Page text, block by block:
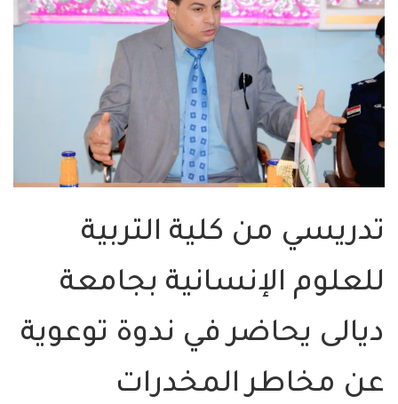
تدريسي من كلية التربية
للعلوم الإنسانية بجامعة
ديالى يحاضر في ندوة توعوية
عن مخاطر المخدرات